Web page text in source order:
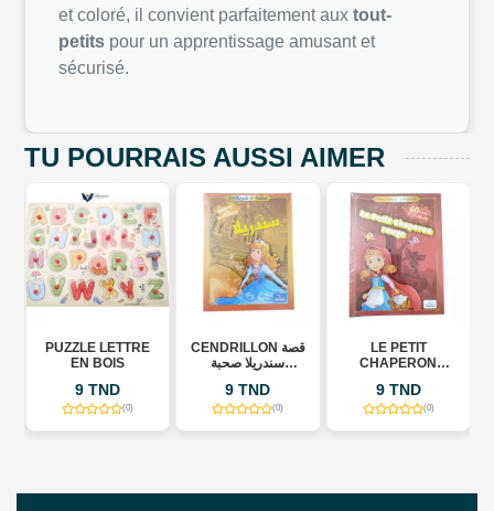
et coloré, il convient parfaitement aux tout-
petits pour un apprentissage amusant et
sécurisé.
TU POURRAIS AUSSI AIMER
LETTRE
CENDRILLON قصة
سندريلا صحبة
LE PETIT
CHAPERON
JOLIS PUZZLES
PUZZLE